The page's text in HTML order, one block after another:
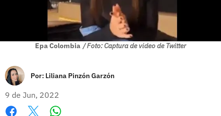
Epa Colombia / Foto: Captura de video de Twitter
Por: Liliana Pinzón Garzón
9 de Jun, 2022